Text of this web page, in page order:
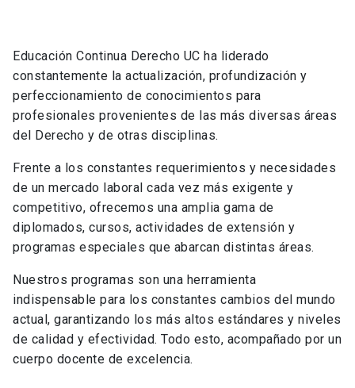
Educación Continua Derecho UC ha liderado
constantemente la actualización, profundización y
perfeccionamiento de conocimientos para
profesionales provenientes de las más diversas áreas
del Derecho y de otras disciplinas.
Frente a los constantes requerimientos y necesidades
de un mercado laboral cada vez más exigente y
competitivo, ofrecemos una amplia gama de
diplomados, cursos, actividades de extensión y
programas especiales que abarcan distintas áreas.
Nuestros programas son una herramienta
indispensable para los constantes cambios del mundo
actual, garantizando los más altos estándares y niveles
de calidad y efectividad. Todo esto, acompañado por un
cuerpo docente de excelencia.